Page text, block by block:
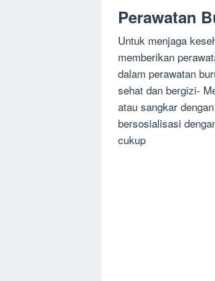
Perawatan
Untuk menjaga
memberikan
dalam perawatan
sehat dan bergizi-
atau sangkar
bersosialisasi
cukup